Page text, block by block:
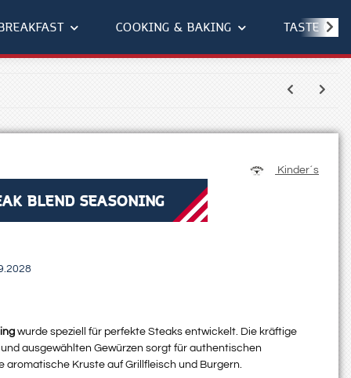
COOKING & BAKING TASTE OF
Kinder´s
BLEND SEASONING
wurde speziell für perfekte Steaks entwickelt. Die kräftige
ausgewählten Gewürzen sorgt für authentischen
aromatische Kruste auf Grillfleisch und Burgern.